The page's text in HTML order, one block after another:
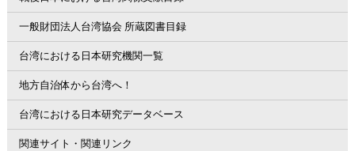
一般財団法人台湾協会 所蔵図書目録
台湾における日本研究機関一覧
地方自治体から台湾へ！
台湾における日本研究データベース
関連サイト・関連リンク